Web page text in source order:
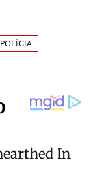
POLÍCIA